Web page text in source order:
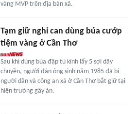
vàng MVP trên địa bàn xã.
Tạm giữ nghi can dùng búa cướp
tiệm vàng ở Cần Thơ
Sau khi dùng búa đập tủ kính lấy 5 sợi dây
chuyền, người đàn ông sinh năm 1985 đã bị
người dân và công an xã ở Cần Thơ bắt giữ tại
hiện trường gây án.